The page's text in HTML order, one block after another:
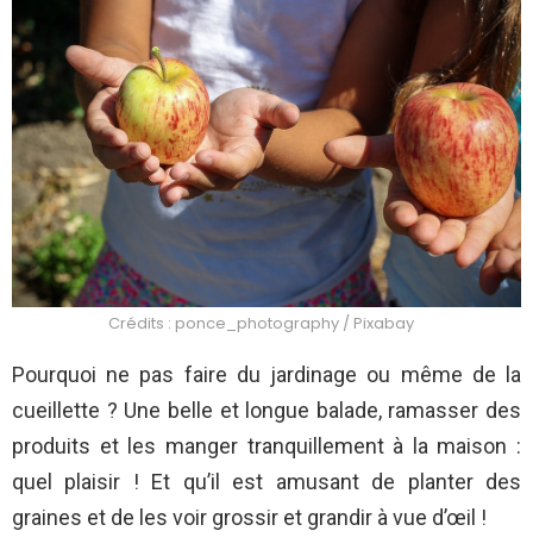
Crédits : ponce_photography / Pixabay
Pourquoi ne pas faire du jardinage ou même de la
cueillette ? Une belle et longue balade, ramasser des
produits et les manger tranquillement à la maison :
quel plaisir ! Et qu’il est amusant de planter des
graines et de les voir grossir et grandir à vue d’œil !